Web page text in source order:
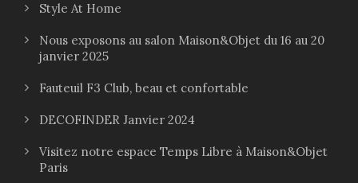
Style At Home
Nous exposons au salon Maison&Objet du 16 au 20
janvier 2025
Fauteuil F3 Club, beau et confortable
DECOFINDER Janvier 2024
Visitez notre espace Temps Libre à Maison&Objet
Paris